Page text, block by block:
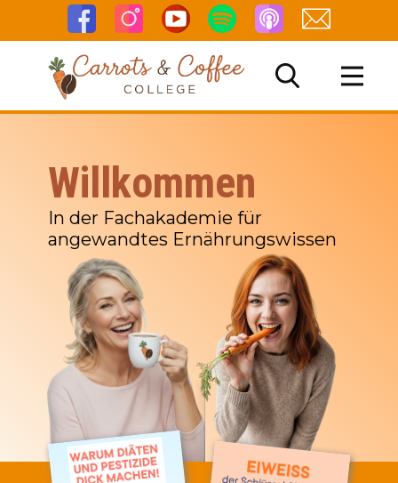
In der Fachakademie für
angewandtes Ernährungswissen
Willkommen